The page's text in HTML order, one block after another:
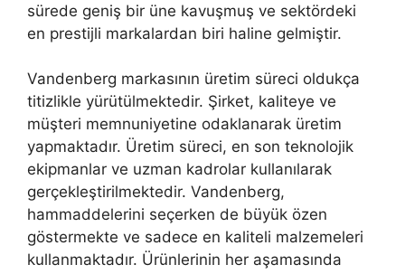
sürede geniş bir üne kavuşmuş ve sektördeki
en prestijli markalardan biri haline gelmiştir.
Vandenberg markasının üretim süreci oldukça
titizlikle yürütülmektedir. Şirket, kaliteye ve
müşteri memnuniyetine odaklanarak üretim
yapmaktadır. Üretim süreci, en son teknolojik
ekipmanlar ve uzman kadrolar kullanılarak
gerçekleştirilmektedir. Vandenberg,
hammaddelerini seçerken de büyük özen
göstermekte ve sadece en kaliteli malzemeleri
kullanmaktadır. Ürünlerinin her aşamasında